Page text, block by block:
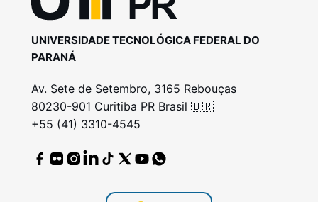
UNIVERSIDADE TECNOLÓGICA FEDERAL DO
PARANÁ
Av. Sete de Setembro, 3165 Rebouças
80230-901 Curitiba PR Brasil 🇧🇷
+55 (41) 3310-4545